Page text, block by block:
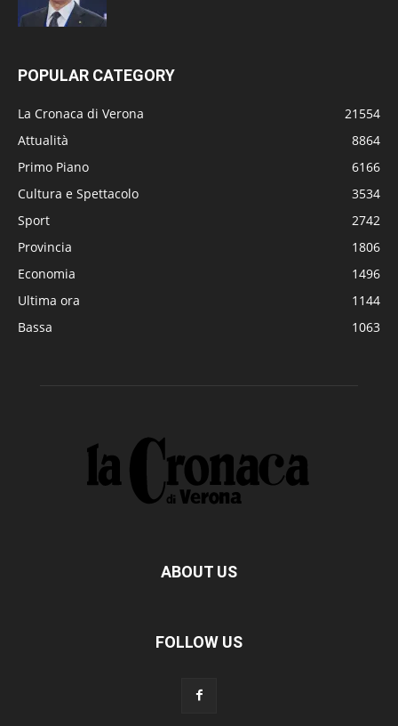
POPULAR CATEGORY
La Cronaca di Verona
21554
Attualità
8864
Primo Piano
6166
Cultura e Spettacolo
3534
Sport
2742
Provincia
1806
Economia
1496
Ultima ora
1144
Bassa
1063
ABOUT US
FOLLOW US